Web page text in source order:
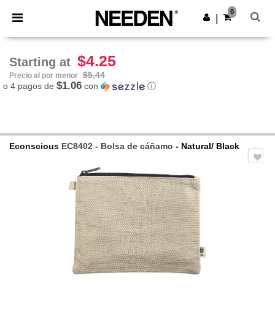
× App de Needen
¡Mejores precios en app!
Descargar app
0
Starting at $4.25
Precio al por menor $5,44
o 4 pagos de $1.06 con ⓘ
Econscious EC8402 - Bolsa de cáñamo - Natural/ Black